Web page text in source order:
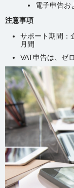
電子申告お
注意事項
サポート期間：
月間
VAT申告は、ゼ